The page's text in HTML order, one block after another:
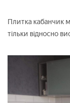
Плитка кабанчик
тільки відносно